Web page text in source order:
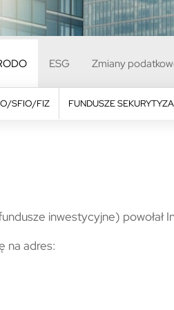
ESG Zmiany
SFIO/FIZ FUNDUSZE
inwestycyjne) powołał
na adres: